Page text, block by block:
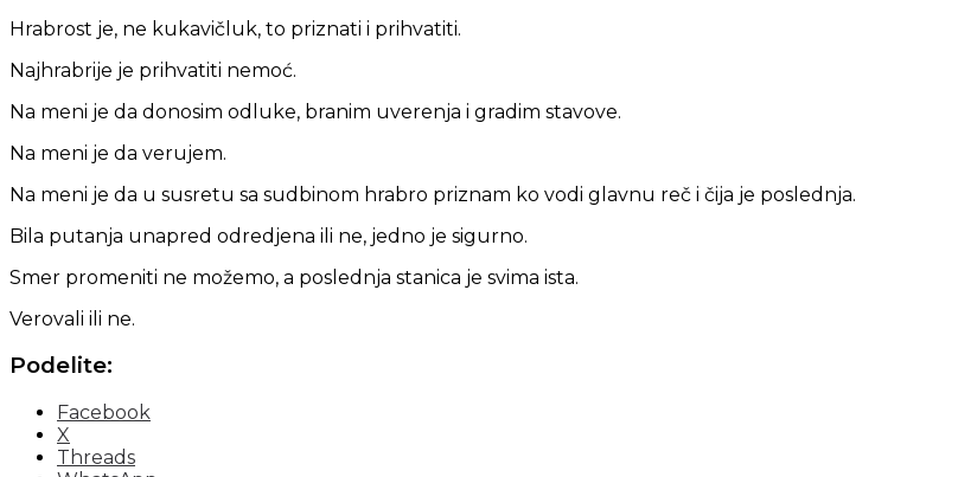
Hrabrost je, ne kukavičluk, to priznati i prihvatiti.
Najhrabrije je prihvatiti nemoć.
Na meni je da donosim odluke, branim uverenja i gradim stavove.
Na meni je da verujem.
Na meni je da u susretu sa sudbinom hrabro priznam ko vodi glavnu reč i čija je poslednja.
Bila putanja unapred odredjena ili ne, jedno je sigurno.
Smer promeniti ne možemo, a poslednja stanica je svima ista.
Verovali ili ne.
Podelite:
Facebook
X
Threads